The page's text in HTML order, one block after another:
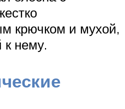
крючком и мухой,
к нему.